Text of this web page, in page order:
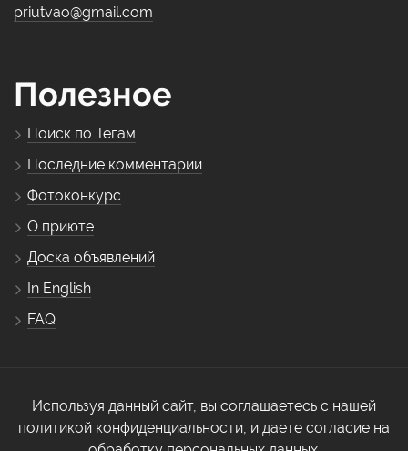
priutvao@gmail.com
Полезное
Поиск по Тегам
Последние комментарии
Фотоконкурс
О приюте
Доска объявлений
In English
FAQ
Используя данный сайт, вы соглашаетесь с нашей
политикой конфиденциальности, и даете согласие на